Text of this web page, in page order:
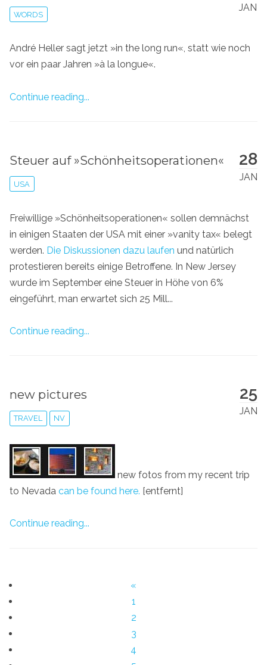
JAN
WORDS
André Heller sagt jetzt »in the long run«, statt wie noch
vor ein paar Jahren »à la longue«.
Continue reading...
28
JAN
Steuer auf »Schönheitsoperationen«
USA
Freiwillige »Schönheitsoperationen« sollen demnächst
in einigen Staaten der USA mit einer »vanity tax« belegt
werden. Die Diskussionen dazu laufen und natürlich
protestieren bereits einige Betroffene. In New Jersey
wurde im September eine Steuer in Höhe von 6%
eingeführt, man erwartet sich 25 Mill...
Continue reading...
25
JAN
new pictures
TRAVEL NV
new fotos from my recent trip
to Nevada can be found here. [entfernt]
Continue reading...
«
1
2
3
4